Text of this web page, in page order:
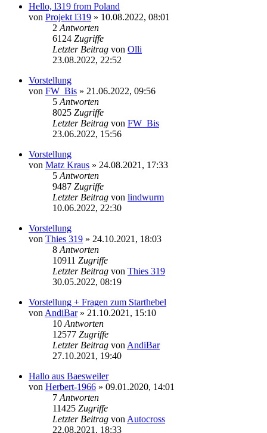
Hello, l319 from Poland
von Projekt l319 » 10.08.2022, 08:01
2 Antworten
6124 Zugriffe
Letzter Beitrag von Olli
23.08.2022, 22:52
Vorstellung
von FW_Bis » 21.06.2022, 09:56
5 Antworten
8025 Zugriffe
Letzter Beitrag von FW_Bis
23.06.2022, 15:56
Vorstellung
von Matz Kraus » 24.08.2021, 17:33
5 Antworten
9487 Zugriffe
Letzter Beitrag von lindwurm
10.06.2022, 22:30
Vorstellung
von Thies 319 » 24.10.2021, 18:03
8 Antworten
10911 Zugriffe
Letzter Beitrag von Thies 319
30.05.2022, 08:19
Vorstellung + Fragen zum Starthebel
von AndiBar» 21.10.2021, 15:10
10 Antworten
12577 Zugriffe
Letzter Beitrag von AndiBar
27.10.2021, 19:40
Hallo aus Baesweiler
von Herbert-1966 » 09.01.2020, 14:01
7 Antworten
11425 Zugriffe
Letzter Beitrag von Autocross
22.08.2021, 18:33